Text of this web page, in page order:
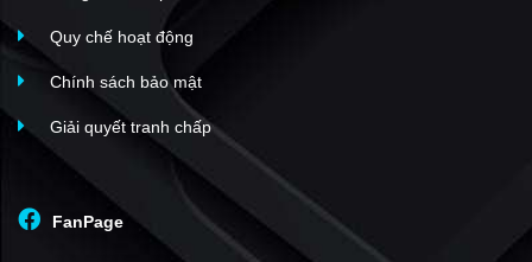
Quy chế hoạt động
Chính sách bảo mật
Giải quyết tranh chấp
FanPage